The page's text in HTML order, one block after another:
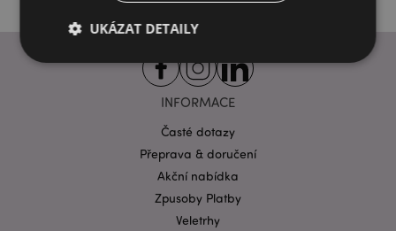
INFORMACE
Časté dotazy
Přeprava & doručení
Akční nabídka
Zpusoby Platby
Veletrhy
UKÁZAT DETAILY
Bezpodmínečně nutné soubory
Cílení souborů
Nezbytně nutné soubory cookie umožňují základní
funkce webových stránek, jako je přihlášení
uživatele a správa účtu. Bez nezbytně nutných
souborů cookie nelze webovou stránku správně